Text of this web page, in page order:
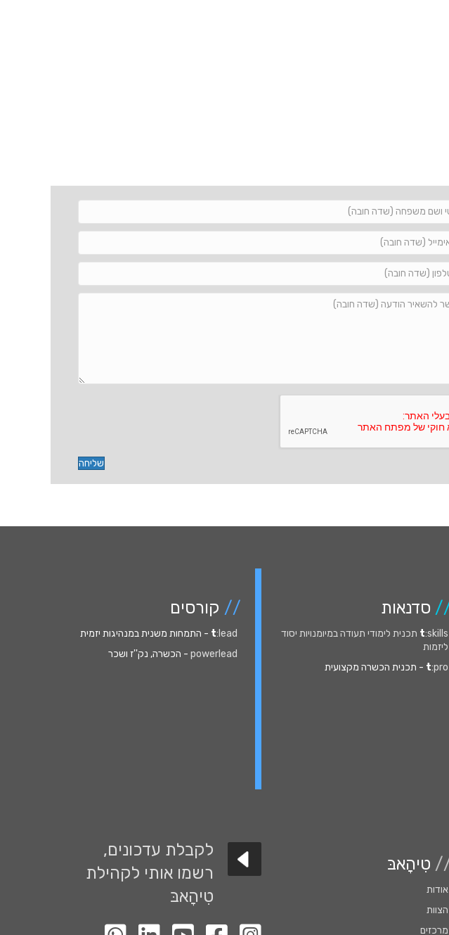
שליחה
// סדנאות
t :skills תכנית לימודי תעודה במיומנויות יסוד
ליזמות
t:pro - תכנית הכשרה מקצועית
// קורסים
t:lead
- התמחות משנית במנהיגות יזמית
powerlead - הכשרה, נק''ז ושכר
// טִיהָאבּ
אודות
הצוות
מרכזים
לקבלת עדכונים,
רשמו אותי לקהילת
טִיהָאבּ
לעמוד האינסטגרם שלנו
לעמוד הפייסבוק שלנו
לעמוד יוטיוב שלנולעמוד הלינקדין שלנו
קבוצת ווטסאפ השקטה